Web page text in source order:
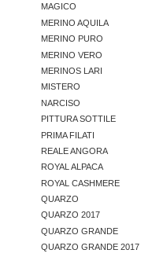
MAGICO
MERINO AQUILA
MERINO PURO
MERINO VERO
MERINOS LARI
MISTERO
NARCISO
PITTURA SOTTILE
PRIMA FILATI
REALE ANGORA
ROYAL ALPACA
ROYAL CASHMERE
QUARZO
QUARZO 2017
QUARZO GRANDE
QUARZO GRANDE 2017